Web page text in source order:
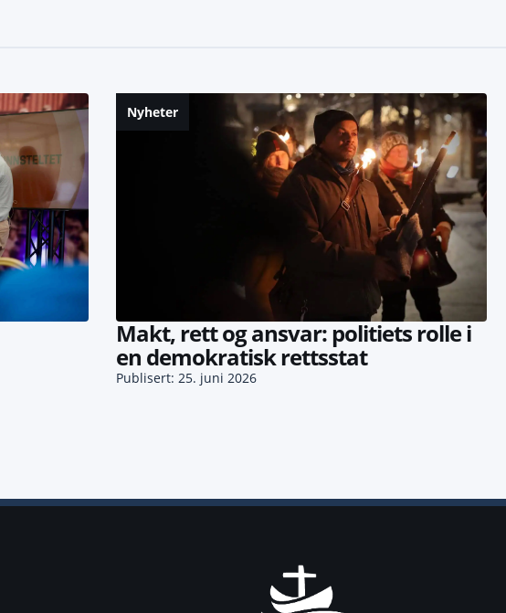
Nyheter
Makt, rett og ansvar: politiets rolle i
en demokratisk rettsstat
Publisert: 25. juni 2026